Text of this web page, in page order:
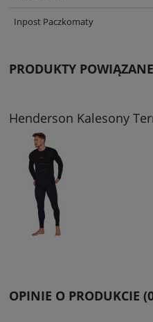
Inpost Paczkomaty
PRODUKTY POWIĄZANE
Henderson Kalesony
OPINIE O PRODUKCIE